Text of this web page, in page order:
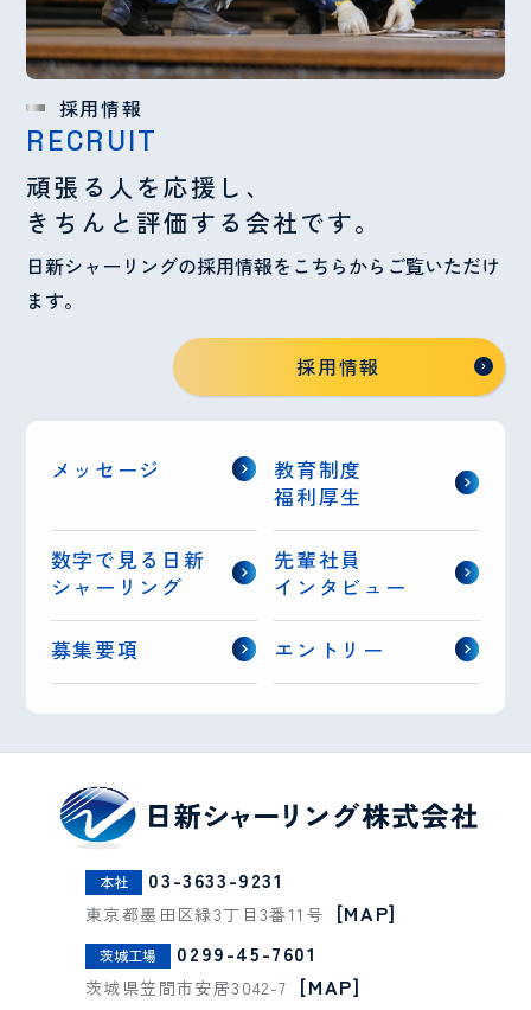
採用情報
RECRUIT
頑張る人を応援し、
きちんと評価する会社です。
日新シャーリングの採用情報をこちらからご覧いただけ
ます。
採用情報
メッセージ
教育制度
福利厚生
数字で見る日新
シャーリング
先輩社員
インタビュー
募集要項 エントリー
本社 03-3633-9231
東京都墨田区緑3丁目3番11号 [MAP]
茨城工場 0299-45-7601
茨城県笠間市安居3042-7 [MAP]